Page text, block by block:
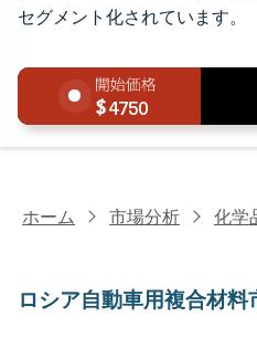
セグメント化されています。
4750
ホーム 市場分析 化学
ロシア自動車用複合材